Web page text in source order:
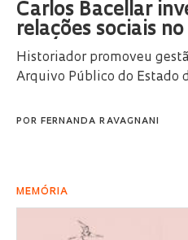
Carlos Bacellar
relações sociais
Historiador promoveu
Arquivo Público do Estado
POR FERNANDA RAVAGNANI
MEMÓRIA